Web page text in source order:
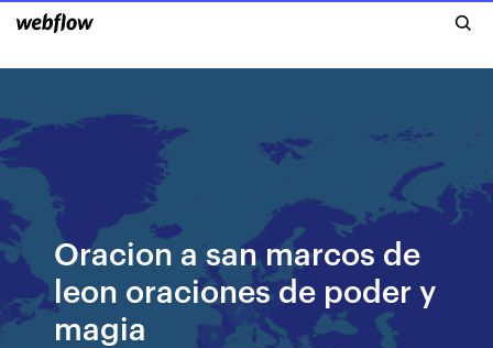
Oracion a san marcos de
leon oraciones de poder y
magia